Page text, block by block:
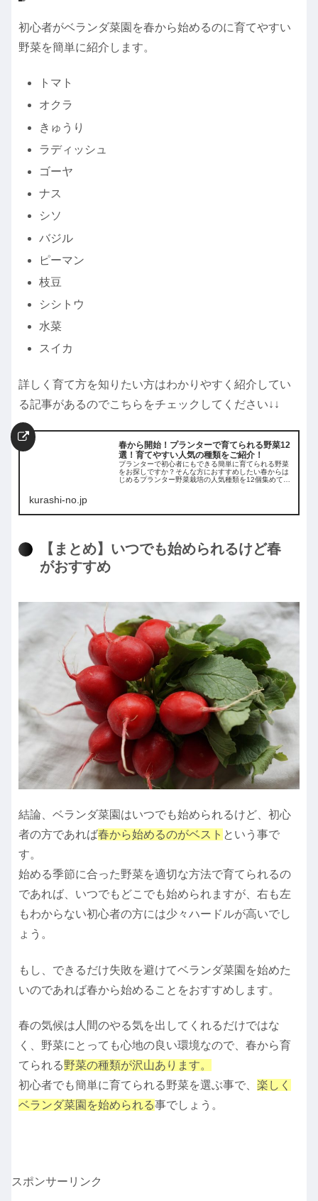
初心者がベランダ菜園を春から始めるのに育てやすい
野菜を簡単に紹介します。
トマト
オクラ
きゅうり
ラディッシュ
ゴーヤ
ナス
シソ
バジル
ピーマン
枝豆
シシトウ
水菜
スイカ
詳しく育て方を知りたい方はわかりやすく紹介してい
る記事があるのでこちらをチェックしてください↓↓
春から開始！プランターで育てられる野菜12
選！育てやすい人気の種類をご紹介！
プランターで初心者にもできる簡単に育てられる野菜
をお探しですか？そんな方におすすめしたい春からは
じめるプランター野菜栽培の人気種類を12個集めてご
kurashi-no.jp
【まとめ】いつでも始められるけど春
がおすすめ
結論、ベランダ菜園はいつでも始められるけど、初心
者の方であれば春から始めるのがベスト という事で
す。
始める季節に合った野菜を適切な方法で育てられるの
であれば、いつでもどこでも始められますが、右も左
もわからない初心者の方には少々ハードルが高いでし
ょう。
もし、できるだけ失敗を避けてベランダ菜園を始めた
いのであれば春から始めることをおすすめします。
春の気候は人間のやる気を出してくれるだけではな
く、野菜にとっても心地の良い環境なので、春から育
てられる野菜の種類が沢山あります。
初心者でも簡単に育てられる野菜を選ぶ事で、 楽しく
ベランダ菜園を始められる事でしょう。
スポンサーリンク